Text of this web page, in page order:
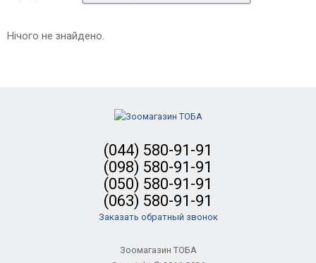
Нічого не знайдено.
(044) 580-91-91
(098) 580-91-91
(050) 580-91-91
(063) 580-91-91
Заказать обратный звонок
Зоомагазин ТОБА